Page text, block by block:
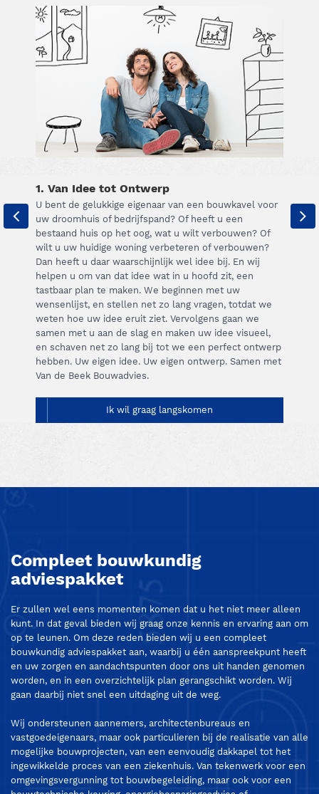
1. Van Idee tot Ontwerp
U bent de gelukkige eigenaar van een bouwkavel voor
uw droomhuis of bedrijfspand? Of heeft u een
bestaand huis op het oog, wat u wilt verbouwen? Of
wilt u uw huidige woning verbeteren of verbouwen?
Dan heeft u daar waarschijnlijk wel idee bij. En wij
helpen u om van dat idee wat in u hoofd zit, een
tastbaar plan te maken. We beginnen met uw
wensenlijst, en stellen net zo lang vragen, totdat we
weten hoe uw idee eruit ziet. Vervolgens gaan we
samen met u aan de slag en maken uw idee visueel,
en schaven net zo lang bij tot we een perfect ontwerp
hebben. Uw eigen idee. Uw eigen ontwerp. Samen met
Van de Beek Bouwadvies.
Ik wil graag langskomen
Compleet bouwkundig
adviespakket
Er zullen wel eens momenten komen dat u het niet meer alleen
kunt. In dat geval bieden wij graag onze kennis en ervaring aan om
op te leunen. Om deze reden bieden wij u een compleet
bouwkundig adviespakket aan, waarbij u één aanspreekpunt heeft
en uw zorgen en aandachtspunten door ons uit handen genomen
worden, en in een overzichtelijk plan gerangschikt worden. Wij
gaan daarbij niet snel een uitdaging uit de weg.
Wij ondersteunen aannemers, architectenbureaus en
vastgoedeigenaars, maar ook particulieren bij de realisatie van alle
mogelijke bouwprojecten, van een eenvoudig dakkapel tot het
ingewikkelde proces van een ziekenhuis. Van tekenwerk voor een
omgevingsvergunning tot bouwbegeleiding, maar ook voor een